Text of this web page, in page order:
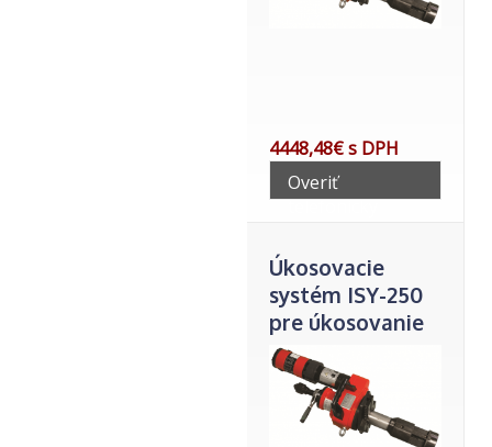
4448,48€ s DPH
Overiť
telefonicky
Úkosovacie
systém ISY-250
pre úkosovanie
rúrok s
vnútorným
upnutím (d 80-
240mm)